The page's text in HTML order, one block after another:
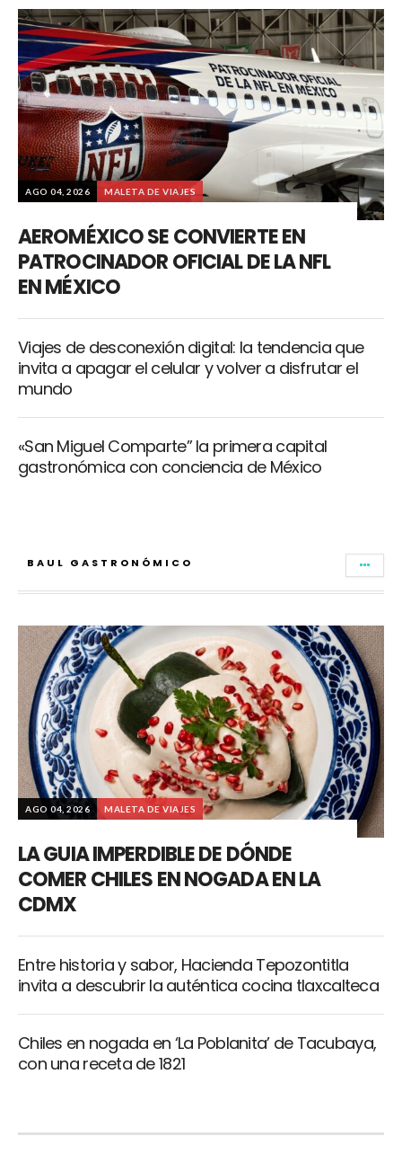
AGO 04, 2026 MALETA DE VIAJES
AEROMÉXICO SE CONVIERTE EN
PATROCINADOR OFICIAL DE LA NFL
EN MÉXICO
Viajes de desconexión digital: la tendencia que
invita a apagar el celular y volver a disfrutar el
mundo
«San Miguel Comparte” la primera capital
gastronómica con conciencia de México
BAUL GASTRONÓMICO
AGO 04, 2026 MALETA DE VIAJES
LA GUIA IMPERDIBLE DE DÓNDE
COMER CHILES EN NOGADA EN LA
CDMX
Entre historia y sabor, Hacienda Tepozontitla
invita a descubrir la auténtica cocina tlaxcalteca
Chiles en nogada en ‘La Poblanita’ de Tacubaya,
con una receta de 1821